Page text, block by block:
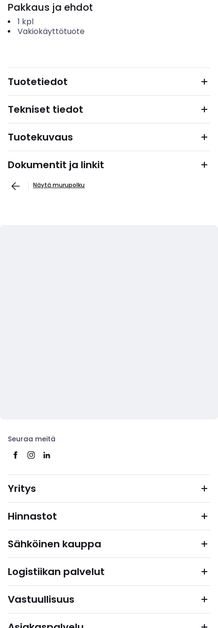
Pakkaus ja ehdot
1 kpl
Vakiokäyttötuote
Tuotetiedot
Tekniset tiedot
Tuotekuvaus
Dokumentit ja linkit
Näytä murupolku
Seuraa meitä
Yritys
Hinnastot
Sähköinen kauppa
Logistiikan palvelut
Vastuullisuus